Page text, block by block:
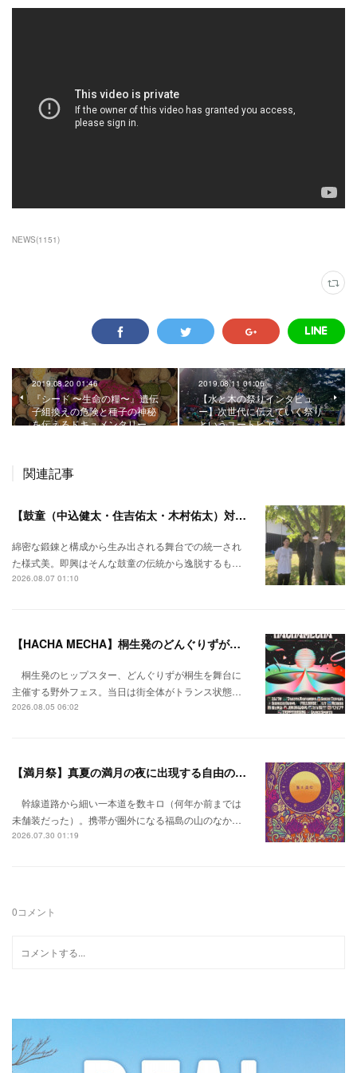
NEWS(1151)
2019.08.20 01:46
『シード 〜生命の糧〜』遺伝
子組換えの危険と種子の神秘
を伝えるドキュメンタリー…
2019.08.11 01:06
【水と木の祭りインタビュ
ー】次世代に伝えていく祭り
というユートピア。
関連記事
【鼓童（中込健太・住吉佑太・木村佑太）対談】即興で得られる新たな感覚。
綿密な鍛錬と構成から生み出される舞台での統一され
た様式美。即興はそんな鼓童の伝統から逸脱するも…
2026.08.07 01:10
【HACHA MECHA】桐生発のどんぐりずが桐生をハチャメチャに彩る。
桐生発のヒップスター、どんぐりずが桐生を舞台に
主催する野外フェス。当日は街全体がトランス状態…
2026.08.05 06:02
【満月祭】真夏の満月の夜に出現する自由の桃源郷。
幹線道路から細い一本道を数キロ（何年か前までは
未舗装だった）。携帯が圏外になる福島の山のなか…
2026.07.30 01:19
0コメント